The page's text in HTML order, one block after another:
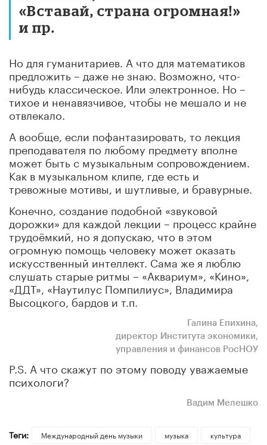
«Вставай, страна огромная!»
и пр.
Но для гуманитариев. А что для математиков
предложить – даже не знаю. Возможно, что-
нибудь классическое. Или электронное. Но –
тихое и ненавязчивое, чтобы не мешало и не
отвлекало.
А вообще, если пофантазировать, то лекция
преподавателя по любому предмету вполне
может быть с музыкальным сопровождением.
Как в музыкальном клипе, где есть и
тревожные мотивы, и шутливые, и бравурные.
Конечно, создание подобной «звуковой
дорожки» для каждой лекции – процесс крайне
трудоёмкий, но я допускаю, что в этом
огромную помощь человеку может оказать
искусственный интеллект. Сама же я люблю
слушать старые ритмы – «Аквариум», «Кино»,
«ДДТ», «Наутилус Помпилиус», Владимира
Высоцкого, бардов и т.п.
Галина Епихина,
директор Института экономики,
управления и финансов РосНОУ
P.S. А что скажут по этому поводу уважаемые
психологи?
Вадим Мелешко
Теги: Международный день музыки музыка культура